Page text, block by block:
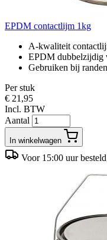
EPDM contactlijm 1kg
A-kwaliteit
EPDM dubbelzijdig
Gebruiken bij
Per stuk
€ 21,95
Incl. BTW
Aantal
In winkelwagen
Voor 15:00 uur